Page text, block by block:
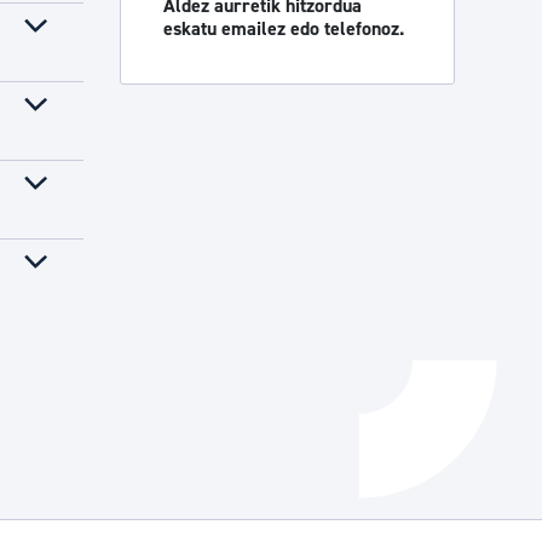
Izapideen katalogoa
Aldez aurretik hitzordua
eskatu emailez edo telefonoz.